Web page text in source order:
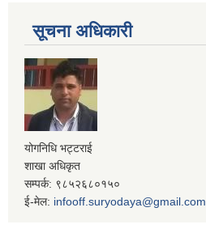
सूचना अधिकारी
योगनिधि भट्टराई
शाखा अधिकृत
सम्पर्क: ९८५२६८०१५०
ई-मेल: infooff.suryodaya@gmail.com